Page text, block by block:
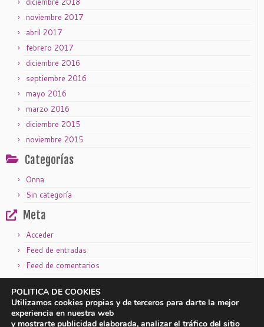
noviembre 2017
abril 2017
febrero 2017
diciembre 2016
septiembre 2016
mayo 2016
marzo 2016
diciembre 2015
noviembre 2015
Categorías
Onna
Sin categoría
Meta
Acceder
Feed de entradas
Feed de comentarios
WordPress.org
POLITICA DE COOKIES
Utilizamos cookies propias y de terceros para darte la mejor
experiencia en nuestra web
y mostrarte publicidad elaborada, analizar el tráfico del sitio